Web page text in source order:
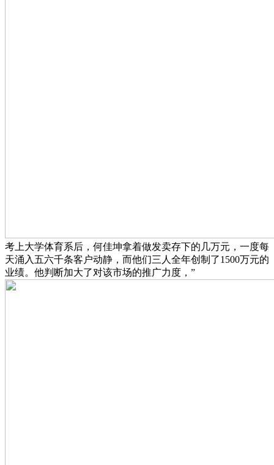
考上大学体育系后，何佳坤拿着做发卖存下的几万元，一度每
天涌入五六千条客户动静，而他们三人全年创制了1500万元的
业绩。他判断加大了对该市场的推广力度，”